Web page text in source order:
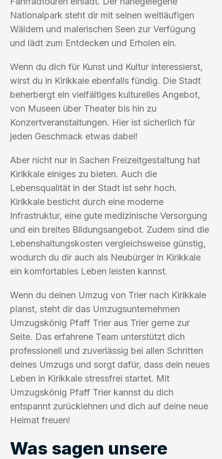
Nationalpark steht dir mit seinen weitläufigen
Wäldern und malerischen Seen zur Verfügung
und lädt zum Entdecken und Erholen ein.
Wenn du dich für Kunst und Kultur interessierst,
wirst du in Kirikkale ebenfalls fündig. Die Stadt
beherbergt ein vielfältiges kulturelles Angebot,
von Museen über Theater bis hin zu
Konzertveranstaltungen. Hier ist sicherlich für
jeden Geschmack etwas dabei!
Aber nicht nur in Sachen Freizeitgestaltung hat
Kirikkale einiges zu bieten. Auch die
Lebensqualität in der Stadt ist sehr hoch.
Kirikkale besticht durch eine moderne
Infrastruktur, eine gute medizinische Versorgung
und ein breites Bildungsangebot. Zudem sind die
Lebenshaltungskosten vergleichsweise günstig,
wodurch du dir auch als Neubürger in Kirikkale
ein komfortables Leben leisten kannst.
Wenn du deinen Umzug von Trier nach Kirikkale
planst, steht dir das Umzugsunternehmen
Umzugskönig Pfaff Trier aus Trier gerne zur
Seite. Das erfahrene Team unterstützt dich
professionell und zuverlässig bei allen Schritten
deines Umzugs und sorgt dafür, dass dein neues
Leben in Kirikkale stressfrei startet. Mit
Umzugskönig Pfaff Trier kannst du dich
entspannt zurücklehnen und dich auf deine neue
Heimat freuen!
Was sagen unsere